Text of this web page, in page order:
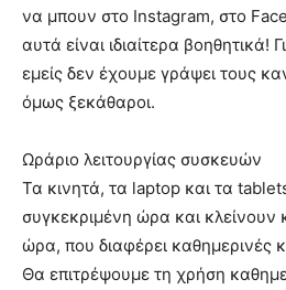
να μπουν στο Instagram, στο
αυτά είναι ιδιαίτερα βοηθητικά!
εμείς δεν έχουμε γράψει τους
όμως ξεκάθαροι.
Ωράριο λειτουργίας συσκευών
Τα κινητά, τα laptop και τα
συγκεκριμένη ώρα και κλείνουν
ώρα, που διαφέρει καθημερινές
Θα επιτρέψουμε τη χρήση